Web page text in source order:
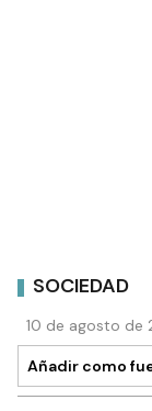
SOCIEDAD
10 de agosto de
Añadir como